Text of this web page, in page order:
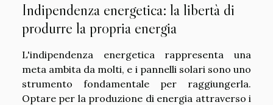
Indipendenza energetica: la libertà di
produrre la propria energia
L'indipendenza energetica rappresenta una
meta ambita da molti, e i pannelli solari sono uno
strumento fondamentale per raggiungerla.
Optare per la produzione di energia attraverso i